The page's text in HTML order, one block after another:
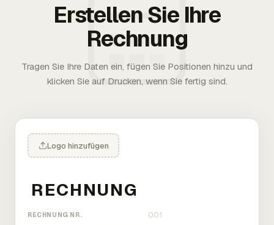
Erstellen Sie Ihre
Rechnung
Tragen Sie Ihre Daten ein, fügen Sie Positionen hinzu und
klicken Sie auf Drucken, wenn Sie fertig sind.
Logo hinzufügen
RECHNUNG NR.